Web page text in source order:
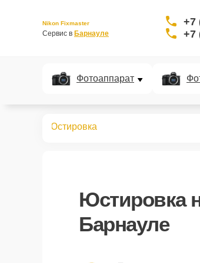
Nikon Fixmaster
Сервис в Барнауле
+7
+7
Фотоаппарат
Юстировка
Юстировка
Барнауле